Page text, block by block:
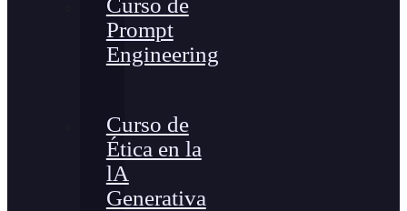
Curso de
Prompt
Engineering
Curso de
Ética en la
lA
Generativa